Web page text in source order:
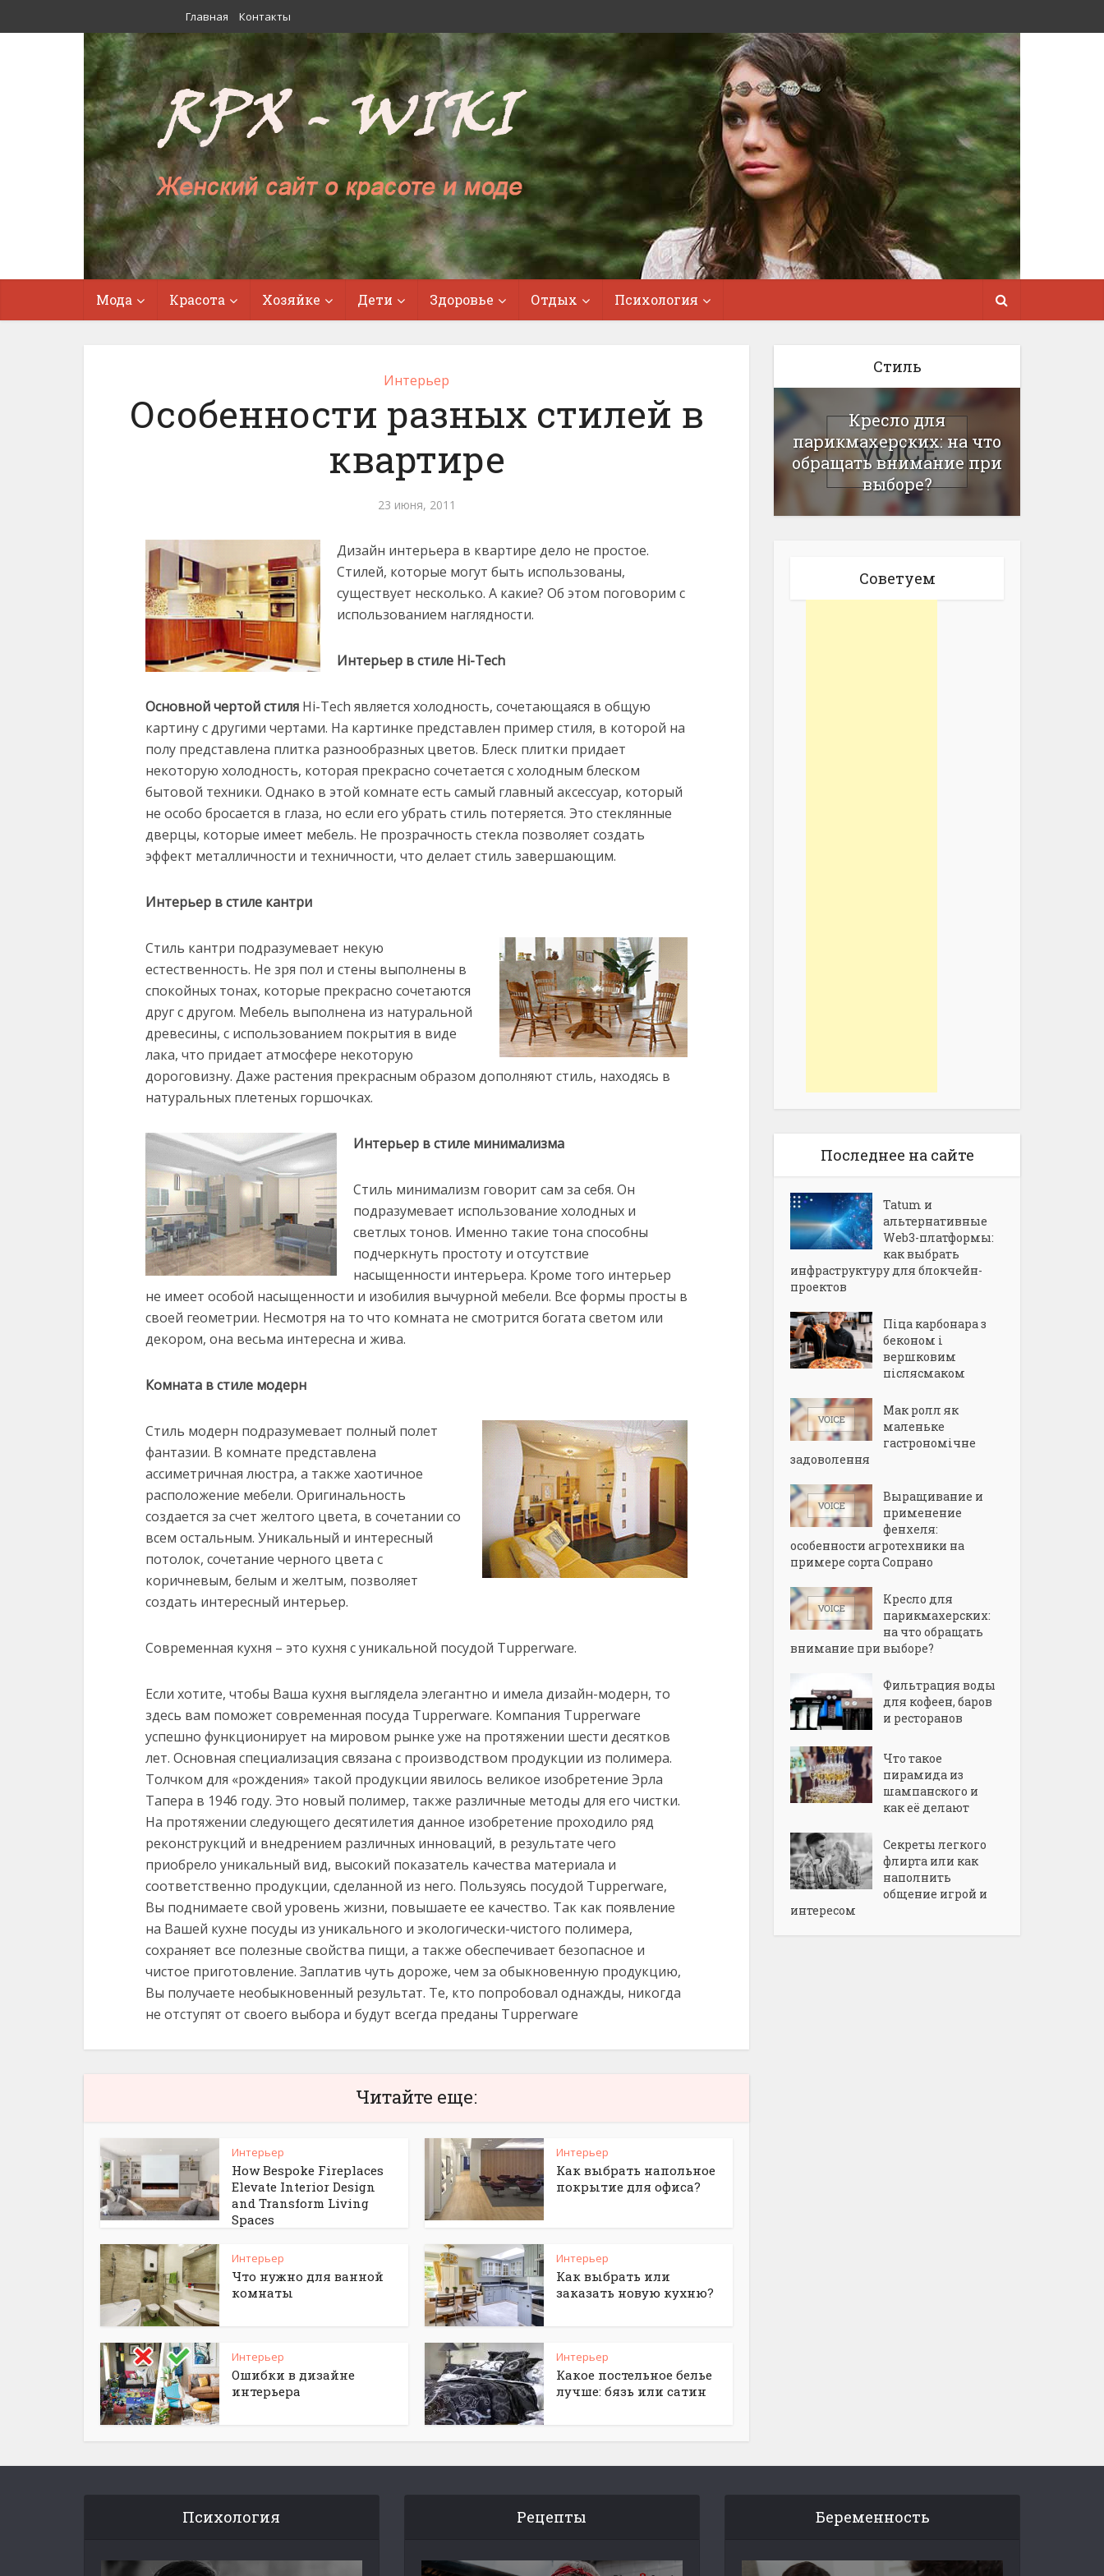
Главная Контакты
Мода Красота Хозяйке Дети Здоровье Отдых Психология
Интерьер
Особенности разных стилей в
квартире
23 июня, 2011
Дизайн интерьера в квартире дело не простое.
Стилей, которые могут быть использованы,
существует несколько. А какие? Об этом поговорим с
использованием наглядности.
Интерьер в стиле Hi-Tech
Основной чертой стиля Hi-Tech является холодность, сочетающаяся в общую
картину с другими чертами. На картинке представлен пример стиля, в которой на
полу представлена плитка разнообразных цветов. Блеск плитки придает
некоторую холодность, которая прекрасно сочетается с холодным блеском
бытовой техники. Однако в этой комнате есть самый главный аксессуар, который
не особо бросается в глаза, но если его убрать стиль потеряется. Это стеклянные
дверцы, которые имеет мебель. Не прозрачность стекла позволяет создать
эффект металличности и техничности, что делает стиль завершающим.
Интерьер в стиле кантри
Стиль кантри подразумевает некую
естественность. Не зря пол и стены выполнены в
спокойных тонах, которые прекрасно сочетаются
друг с другом. Мебель выполнена из натуральной
древесины, с использованием покрытия в виде
лака, что придает атмосфере некоторую
дороговизну. Даже растения прекрасным образом дополняют стиль, находясь в
натуральных плетеных горшочках.
Интерьер в стиле минимализма
Стиль минимализм говорит сам за себя. Он
подразумевает использование холодных и
светлых тонов. Именно такие тона способны
подчеркнуть простоту и отсутствие
насыщенности интерьера. Кроме того интерьер
не имеет особой насыщенности и изобилия вычурной мебели. Все формы просты в
своей геометрии. Несмотря на то что комната не смотрится богата светом или
декором, она весьма интересна и жива.
Комната в стиле модерн
Стиль модерн подразумевает полный полет
фантазии. В комнате представлена
ассиметричная люстра, а также хаотичное
расположение мебели. Оригинальность
создается за счет желтого цвета, в сочетании со
всем остальным. Уникальный и интересный
потолок, сочетание черного цвета с
коричневым, белым и желтым, позволяет
создать интересный интерьер.
Современная кухня – это кухня с уникальной посудой Tupperware.
Если хотите, чтобы Ваша кухня выглядела элегантно и имела дизайн-модерн, то
здесь вам поможет современная посуда Tupperware. Компания Tupperware
успешно функционирует на мировом рынке уже на протяжении шести десятков
лет. Основная специализация связана с производством продукции из полимера.
Толчком для «рождения» такой продукции явилось великое изобретение Эрла
Тапера в 1946 году. Это новый полимер, также различные методы для его чистки.
На протяжении следующего десятилетия данное изобретение проходило ряд
реконструкций и внедрением различных инноваций, в результате чего
приобрело уникальный вид, высокий показатель качества материала и
соответственно продукции, сделанной из него. Пользуясь посудой Tupperware,
Вы поднимаете свой уровень жизни, повышаете ее качество. Так как появление
на Вашей кухне посуды из уникального и экологически-чистого полимера,
сохраняет все полезные свойства пищи, а также обеспечивает безопасное и
чистое приготовление. Заплатив чуть дороже, чем за обыкновенную продукцию,
Вы получаете необыкновенный результат. Те, кто попробовал однажды, никогда
не отступят от своего выбора и будут всегда преданы Tupperware
Читайте еще:
Интерьер
How Bespoke Fireplaces
Elevate Interior Design
and Transform Living
Spaces
Интерьер
Как выбрать напольное
покрытие для офиса?
Интерьер
Что нужно для ванной
комнаты
Интерьер
Как выбрать или
заказать новую кухню?
Интерьер
Ошибки в дизайне
интерьера
Интерьер
Какое постельное белье
лучше: бязь или сатин
Стиль
Кресло для
парикмахерских: на что
обращать внимание при
выборе?
Советуем
Последнее на сайте
Tatum и
альтернативные
Web3-платформы:
как выбрать
инфраструктуру для блокчейн-
проектов
Піца карбонара з
беконом і
вершковим
післясмаком
Мак ролл як
маленьке
гастрономічне
задоволення
Выращивание и
применение
фенхеля:
особенности агротехники на
примере сорта Сопрано
Кресло для
парикмахерских:
на что обращать
внимание при выборе?
Фильтрация воды
для кофеен, баров
и ресторанов
Что такое
пирамида из
шампанского и
как её делают
Секреты легкого
флирта или как
наполнить
общение игрой и
интересом
Психология Рецепты Беременность